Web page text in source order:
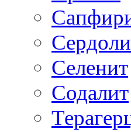
Селенит
Содалит